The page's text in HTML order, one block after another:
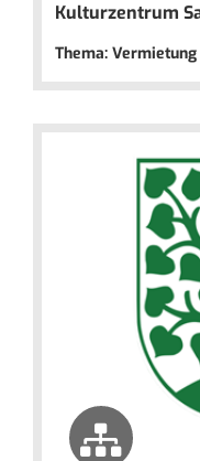
Kulturzentrum
Thema: